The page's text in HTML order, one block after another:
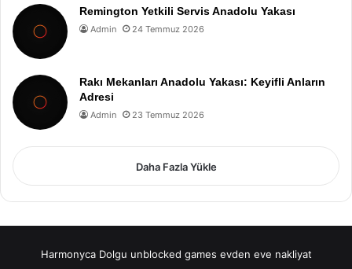
Remington Yetkili Servis Anadolu Yakası
Admin 24 Temmuz 2026
Rakı Mekanları Anadolu Yakası: Keyifli Anların
Adresi
Admin 23 Temmuz 2026
Daha Fazla Yükle
Harmonyca Dolgu unblocked games evden eve nakliyat